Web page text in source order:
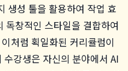
생성 툴을 활용하여 작업 효
독창적인 스타일을 결합하여
처럼 획일화된 커리큘럼이
강생은 자신의 분야에서 AI